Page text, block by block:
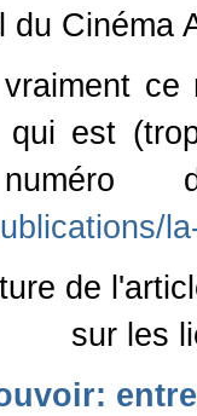
Cinéma
qui est
de
sur les